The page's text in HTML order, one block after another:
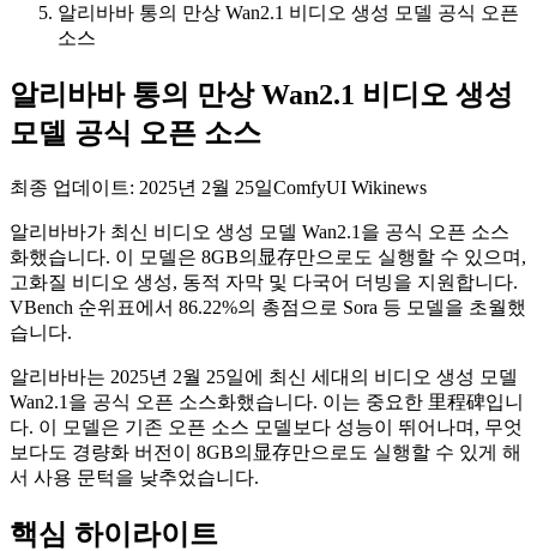
알리바바 통의 만상 Wan2.1 비디오 생성 모델 공식 오픈
소스
알리바바 통의 만상 Wan2.1 비디오 생성
모델 공식 오픈 소스
최종 업데이트: 2025년 2월 25일ComfyUI Wikinews
알리바바가 최신 비디오 생성 모델 Wan2.1을 공식 오픈 소스
화했습니다. 이 모델은 8GB의显存만으로도 실행할 수 있으며,
고화질 비디오 생성, 동적 자막 및 다국어 더빙을 지원합니다.
VBench 순위표에서 86.22%의 총점으로 Sora 등 모델을 초월했
습니다.
알리바바는 2025년 2월 25일에 최신 세대의 비디오 생성 모델
Wan2.1을 공식 오픈 소스화했습니다. 이는 중요한 里程碑입니
다. 이 모델은 기존 오픈 소스 모델보다 성능이 뛰어나며, 무엇
보다도 경량화 버전이 8GB의显存만으로도 실행할 수 있게 해
서 사용 문턱을 낮추었습니다.
핵심 하이라이트